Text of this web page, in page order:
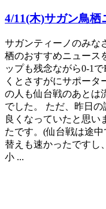
4/11(木)サガン鳥栖
サガンティーノのみな
栖のおすすめニュース
ップも残念ながら0-1
くとさすがにサポータ
の人も仙台戦のあとは
でした。 ただ、昨日
良くなっていたと思い
たです。(仙台戦は途
替えも速かったですし
小 ...